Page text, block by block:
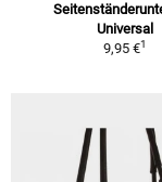
Universal
9,95 €1